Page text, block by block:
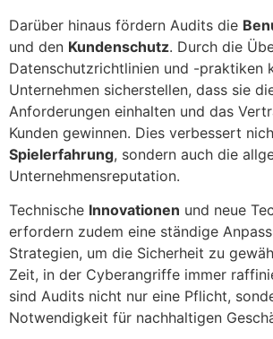
Darüber hinaus fördern Audits die
und den Kundenschutz. Durch die
Datenschutzrichtlinien und -praktiken
Unternehmen sicherstellen, dass sie
Anforderungen einhalten und das
Kunden gewinnen. Dies verbessert
Spielerfahrung, sondern auch die
Unternehmensreputation.
Technische Innovationen und neue
erfordern zudem eine ständige
Strategien, um die Sicherheit zu
Zeit, in der Cyberangriffe immer
sind Audits nicht nur eine Pflicht,
Notwendigkeit für nachhaltigen